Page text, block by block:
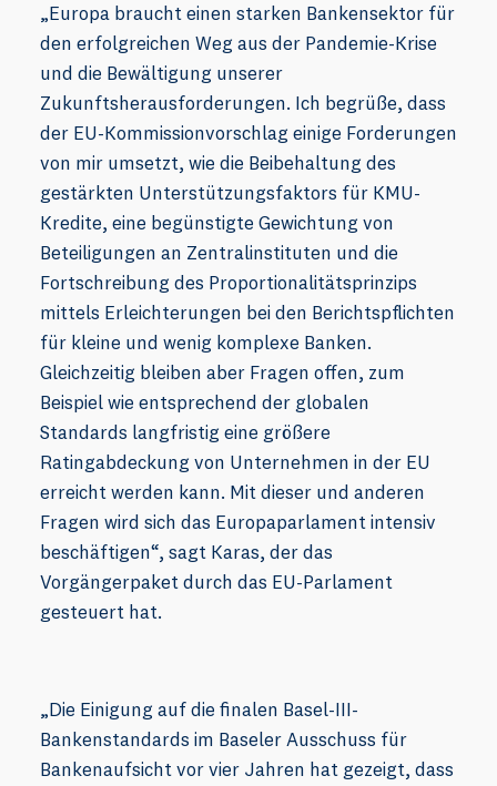
„Europa braucht einen starken Bankensektor für
den erfolgreichen Weg aus der Pandemie-Krise
und die Bewältigung unserer
Zukunftsherausforderungen. Ich begrüße, dass
der EU-Kommissionvorschlag einige Forderungen
von mir umsetzt, wie die Beibehaltung des
gestärkten Unterstützungsfaktors für KMU-
Kredite, eine begünstigte Gewichtung von
Beteiligungen an Zentralinstituten und die
Fortschreibung des Proportionalitätsprinzips
mittels Erleichterungen bei den Berichtspflichten
für kleine und wenig komplexe Banken.
Gleichzeitig bleiben aber Fragen offen, zum
Beispiel wie entsprechend der globalen
Standards langfristig eine größere
Ratingabdeckung von Unternehmen in der EU
erreicht werden kann. Mit dieser und anderen
Fragen wird sich das Europaparlament intensiv
beschäftigen“, sagt Karas, der das
Vorgängerpaket durch das EU-Parlament
gesteuert hat.
„Die Einigung auf die finalen Basel-III-
Bankenstandards im Baseler Ausschuss für
Bankenaufsicht vor vier Jahren hat gezeigt, dass